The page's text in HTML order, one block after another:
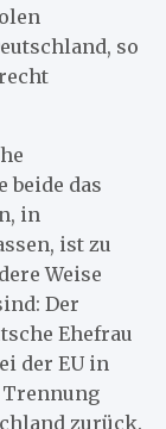
so
beide das
in
ist zu
Weise
Der
Ehefrau
der EU in
Trennung
zurück.